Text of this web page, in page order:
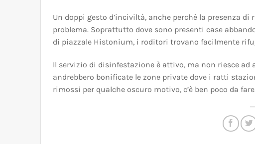
Un doppi gesto d’inciviltà, anche perchè la presenza
problema. Soprattutto dove sono presenti case
di piazzale Histonium, i roditori trovano facilmente
Il servizio di disinfestazione è attivo, ma non riesce
andrebbero bonificate le zone private dove i ratti
rimossi per qualche oscuro motivo, c’è ben poco da fare.